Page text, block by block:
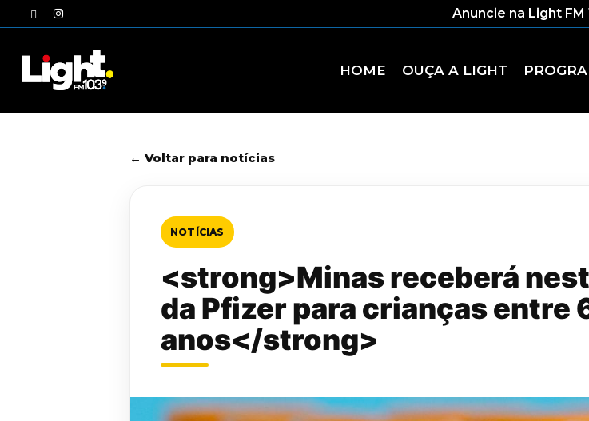
to
twitterinstagram Anuncie na Light FM
HOME OUÇA A LIGHT
← Voltar para notícias
NOTÍCIAS
<strong>Minas receberá
da Pfizer para crianças entre
anos</strong>